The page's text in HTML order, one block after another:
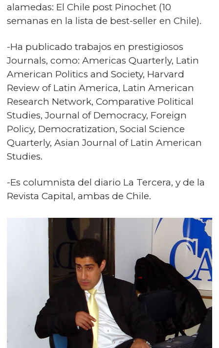
alamedas: El Chile post Pinochet (10
semanas en la lista de best-seller en Chile).
-Ha publicado trabajos en prestigiosos
Journals, como: Americas Quarterly, Latin
American Politics and Society, Harvard
Review of Latin America, Latin American
Research Network, Comparative Political
Studies, Journal of Democracy, Foreign
Policy, Democratization, Social Science
Quarterly, Asian Journal of Latin American
Studies.
-Es columnista del diario La Tercera, y de la
Revista Capital, ambas de Chile.